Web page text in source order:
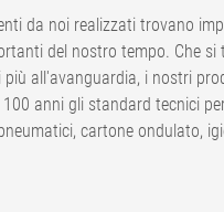
da noi realizzati trovano
del nostro tempo. Che
all'avanguardia, i nostri
anni gli standard tecnici
cartone ondulato,